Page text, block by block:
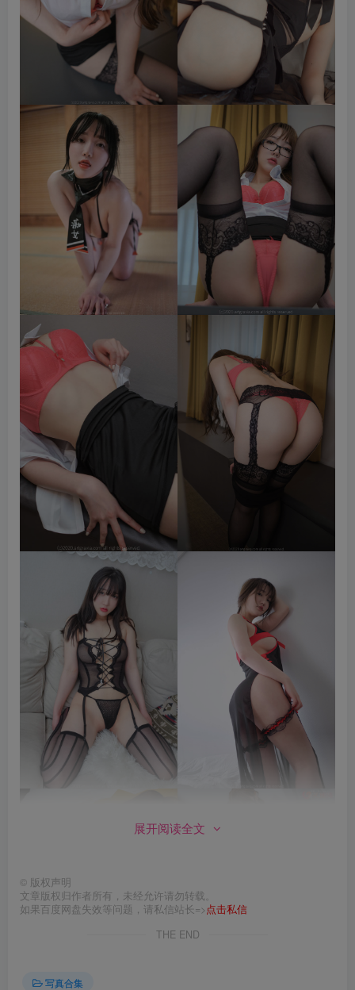
包内原图 – 无水印 – 更清晰
合集目录(持续更新…)
[4.6]
展开阅读全文
© 版权声明
文章版权归作者所有，未经允许请勿转载。
如果百度网盘失效等问题，请私信站长=>点击私信
THE END
写真合集